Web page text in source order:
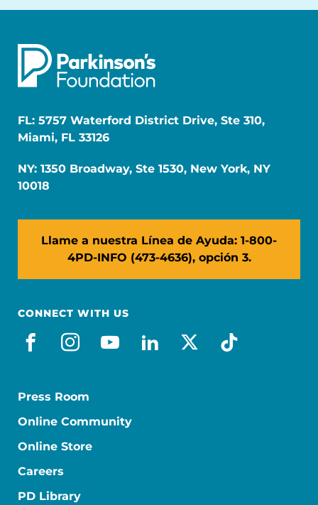
FL: 5757 Waterford District Drive, Ste 310,
Miami, FL 33126
NY: 1350 Broadway, Ste 1530, New York, NY
10018
Llame a nuestra Línea de Ayuda: 1-800-
4PD-INFO (473-4636), opción 3.
CONNECT WITH US
facebook_es
instagram
youtube
linkedin
x-socialtiktok
Press Room
Online Community
Online Store
Careers
PD Library